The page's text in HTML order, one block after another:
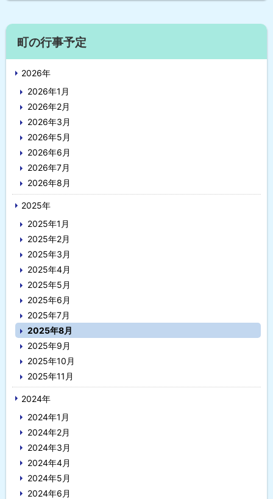
に
戻
サ
イ
ド
町の行事予定
2026年
2026年1月
2026年2月
2026年3月
2026年5月
2026年6月
2026年7月
2026年8月
2025年
2025年1月
2025年2月
2025年3月
2025年4月
2025年5月
2025年6月
2025年7月
2025年8月
2025年9月
2025年10月
2025年11月
2024年
2024年1月
2024年2月
2024年3月
2024年4月
2024年5月
2024年6月